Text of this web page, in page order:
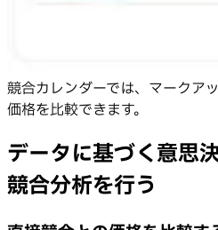
競合カレンダーでは、マークア
価格を比較できます。
データに基づく意思
競合分析を行う